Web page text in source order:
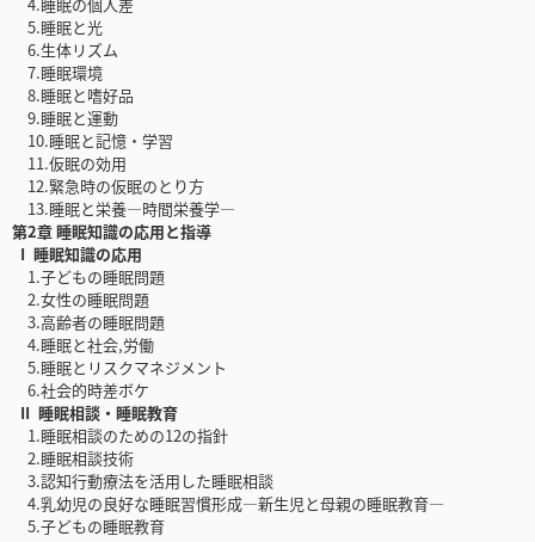
5.睡眠と光
6.生体リズム
7.睡眠環境
8.睡眠と嗜好品
9.睡眠と運動
10.睡眠と記憶・学習
11.仮眠の効用
12.緊急時の仮眠のとり方
13.睡眠と栄養―時間栄養学―
第2章 睡眠知識の応用と指導
I 睡眠知識の応用
1.子どもの睡眠問題
2.女性の睡眠問題
3.高齢者の睡眠問題
4.睡眠と社会,労働
5.睡眠とリスクマネジメント
6.社会的時差ボケ
II 睡眠相談・睡眠教育
1.睡眠相談のための12の指針
2.睡眠相談技術
3.認知行動療法を活用した睡眠相談
4.乳幼児の良好な睡眠習慣形成―新生児と母親の睡眠教育―
5.子どもの睡眠教育